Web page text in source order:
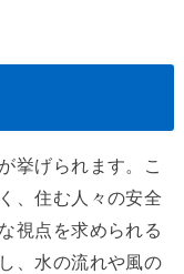
挙げられます。こ
、住む人々の安全
視点を求められる
、水の流れや風の